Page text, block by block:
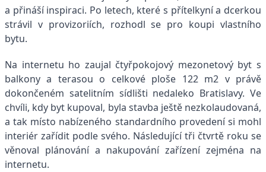
a přináší inspiraci. Po letech, které s přítelkyní a dcerkou
strávil v provizoriích, rozhodl se pro koupi vlastního
bytu.
Na internetu ho zaujal čtyřpokojový mezonetový byt s
balkony a terasou o celkové ploše 122 m2 v právě
dokončeném satelitním sídlišti nedaleko Bratislavy. Ve
chvíli, kdy byt kupoval, byla stavba ještě nezkolaudovaná,
a tak místo nabízeného standardního provedení si mohl
interiér zařídit podle svého. Následující tři čtvrtě roku se
věnoval plánování a nakupování zařízení zejména na
internetu.